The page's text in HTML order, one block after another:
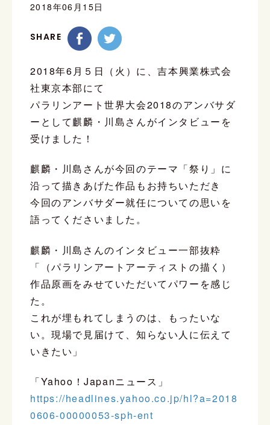
2018年06月15日
SHARE
2018年6月５日（火）に、吉本興業株式会
社東京本部にて
パラリンアート世界大会2018のアンバサダ
ーとして麒麟・川島さんがインタビューを
受けました！
麒麟・川島さんが今回のテーマ「祭り」に
沿って描きあげた作品もお持ちいただき
今回のアンバサダー就任についての思いを
語ってくださいました。
麒麟・川島さんのインタビュー一部抜粋
「（パラリンアートアーティストの描く）
作品原画をみせていただいてパワーを感じ
た。
これが埋もれてしまうのは、もったいな
い。現場で見届けて、知らない人に伝えて
いきたい」
「Yahoo！Japanニュース」
https://headlines.yahoo.co.jp/hl?a=2018
0606-00000053-sph-ent